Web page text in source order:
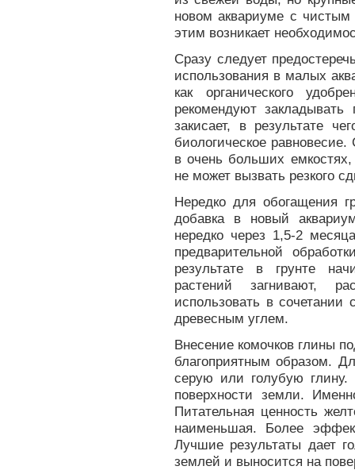
новом аквариуме с
этим возникает
Сразу следует
использования в малых
как органического
рекомендуют
закисает, в результате
биологическое
в очень больших емкостях,
не может вызвать резкого
Нередко для обогащения
добавка в новый
нередко через 1,5-2
предварительной
результате в грунте
растений загнивают,
использовать в
древесным углем.
Внесение комочков глины
благоприятным образом.
серую или голубую глину.
поверхности земли.
Питательная ценность
наименьшая. Более
Лучшие результаты дает
землей и выносится на